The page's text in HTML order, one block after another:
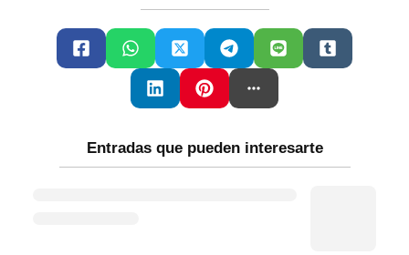
Entradas que pueden interesarte